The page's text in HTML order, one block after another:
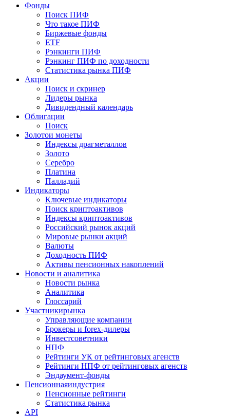
Фонды
Поиск ПИФ
Что такое ПИФ
Биржевые фонды
ETF
Рэнкинги ПИФ
Рэнкинг ПИФ по доходности
Статистика рынка ПИФ
Акции
Поиск и скринер
Лидеры рынка
Дивидендный календарь
Облигации
Поиск
Золотои монеты
Индексы драгметаллов
Золото
Серебро
Платина
Палладий
Индикаторы
Ключевые индикаторы
Поиск криптоактивов
Индексы криптоактивов
Российский рынок акций
Мировые рынки акций
Валюты
Доходность ПИФ
Активы пенсионных накоплений
Новости и аналитика
Новости рынка
Аналитика
Глоссарий
Участникирынка
Управляющие компании
Брокеры и forex-дилеры
Инвестсоветники
НПФ
Рейтинги УК от рейтинговых агенств
Рейтинги НПФ от рейтинговых агенств
Эндаумент-фонды
Пенсионнаяиндустрия
Пенсионные рейтинги
Статистика рынка
API